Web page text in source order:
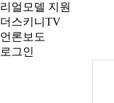
리얼모델 지원
더스키니TV
언론보도
로그인